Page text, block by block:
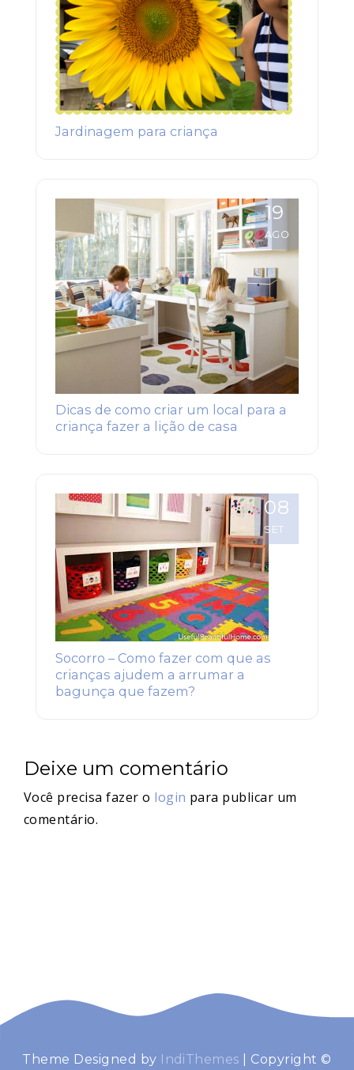
Jardinagem para criança
19
AGO
Dicas de como criar um local para a
criança fazer a lição de casa
08
SET
Socorro – Como fazer com que as
crianças ajudem a arrumar a
bagunça que fazem?
Deixe um comentário
Você precisa fazer o login para publicar um
comentário.
Theme Designed by IndiThemes Copyright ©